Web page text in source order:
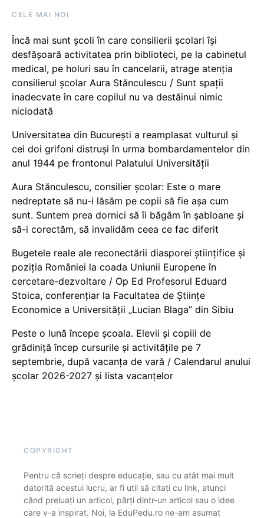
CELE MAI NOI
Încă mai sunt școli în care consilierii școlari își
desfășoară activitatea prin biblioteci, pe la cabinetul
medical, pe holuri sau în cancelarii, atrage atenția
consilierul școlar Aura Stănculescu / Sunt spații
inadecvate în care copilul nu va destăinui nimic
niciodată
Universitatea din București a reamplasat vulturul și
cei doi grifoni distruși în urma bombardamentelor din
anul 1944 pe frontonul Palatului Universității
Aura Stănculescu, consilier școlar: Este o mare
nedreptate să nu-i lăsăm pe copii să fie așa cum
sunt. Suntem prea dornici să îi băgăm în șabloane și
să-i corectăm, să invalidăm ceea ce fac diferit
Bugetele reale ale reconectării diasporei științifice și
poziția României la coada Uniunii Europene în
cercetare-dezvoltare / Op Ed Profesorul Eduard
Stoica, conferențiar la Facultatea de Științe
Economice a Universității „Lucian Blaga” din Sibiu
Peste o lună începe școala. Elevii și copiii de
grădiniță încep cursurile și activitățile pe 7
septembrie, după vacanța de vară / Calendarul anului
școlar 2026-2027 și lista vacanțelor
COPYRIGHT
Pentru că scrieți despre educație, sau cu atât mai mult
datorită acestui lucru, ar fi util să citați cu link, atunci
când preluați un articol, părți dintr-un articol sau o idee
care v-a inspirat. Noi, la EduPedu.ro ne-am asumat